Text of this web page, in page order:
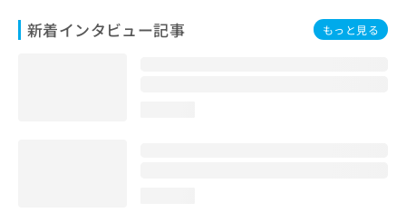
新着インタビュー記事 もっと見る